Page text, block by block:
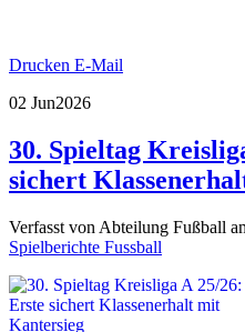
Drucken E-Mail
02 Jun2026
30. Spieltag
sichert
Verfasst von Abteilung Fußball
Spielberichte Fussball